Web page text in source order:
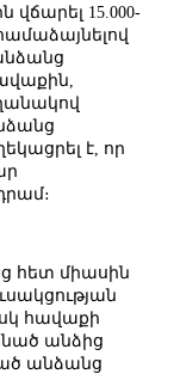
վճարել 15.000-
է, որ
հետ միասին
հավաքի
անձից
անձանց